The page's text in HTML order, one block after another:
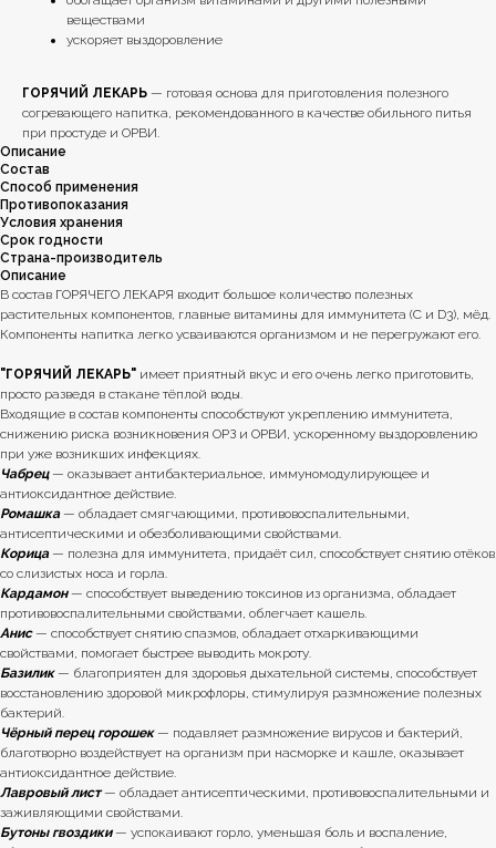
веществами
ускоряет выздоровление
ГОРЯЧИЙ ЛЕКАРЬ — готовая основа для приготовления полезного
согревающего напитка, рекомендованного в качестве обильного питья
при простуде и ОРВИ.
Описание
Состав
Способ применения
Противопоказания
Условия хранения
Срок годности
Страна-производитель
Описание
В состав ГОРЯЧЕГО ЛЕКАРЯ входит большое количество полезных
растительных компонентов, главные витамины для иммунитета (С и D3), мёд.
Компоненты напитка легко усваиваются организмом и не перегружают его.
"ГОРЯЧИЙ ЛЕКАРЬ" имеет приятный вкус и его очень легко приготовить,
просто разведя в стакане тёплой воды.
Входящие в состав компоненты способствуют укреплению иммунитета,
снижению риска возникновения ОРЗ и ОРВИ, ускоренному выздоровлению
при уже возникших инфекциях.
Чабрец— оказывает антибактериальное, иммуномодулирующее и
антиоксидантное действие.
Ромашка— обладает смягчающими, противовоспалительными,
антисептическими и обезболивающими свойствами.
Корица— полезна для иммунитета, придаёт сил, способствует снятию отёков
со слизистых носа и горла.
Кардамон— способствует выведению токсинов из организма, обладает
противовоспалительными свойствами, облегчает кашель.
Анис— способствует снятию спазмов, обладает отхаркивающими
свойствами, помогает быстрее выводить мокроту.
Базилик— благоприятен для здоровья дыхательной системы, способствует
восстановлению здоровой микрофлоры, стимулируя размножение полезных
бактерий.
Чёрный перец горошек— подавляет размножение вирусов и бактерий,
благотворно воздействует на организм при насморке и кашле, оказывает
антиоксидантное действие.
Лавровый лист— обладает антисептическими, противовоспалительными и
заживляющими свойствами.
Бутоны гвоздики— успокаивают горло, уменьшая боль и воспаление,